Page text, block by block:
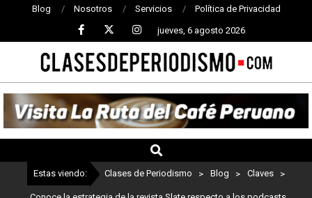
Blog Nosotros Servicios Política de Privacidad
jueves, 6 agosto 2026
CLASES
DE
PERIODISMO
Estas viendo: Clases de Periodismo > Blog > Claves >